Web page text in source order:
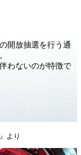
の開放抽選を行う通
わないのが特徴で
より